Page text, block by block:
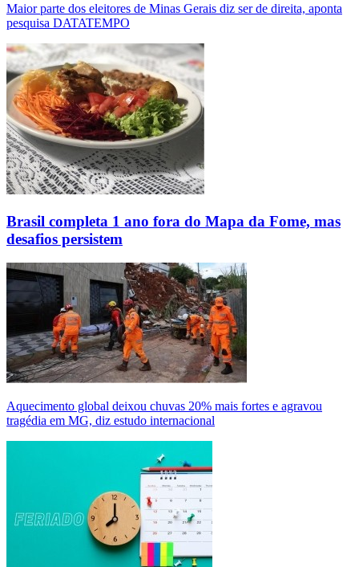
Maior parte dos eleitores de Minas Gerais diz ser de direita, aponta
pesquisa DATATEMPO
Brasil completa 1 ano fora do Mapa da Fome, mas
desafios persistem
Aquecimento global deixou chuvas 20% mais fortes e agravou
tragédia em MG, diz estudo internacional